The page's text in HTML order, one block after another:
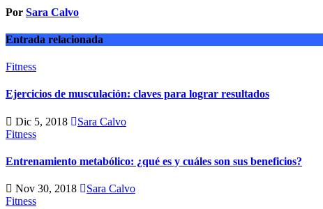
Por Sara Calvo
Entrada relacionada
Fitness
Ejercicios de musculación: claves para lograr resultados
Dic 5, 2018
Sara Calvo
Fitness
Entrenamiento metabólico: ¿qué es y cuáles son sus beneficios?
Nov 30, 2018
Sara Calvo
Fitness